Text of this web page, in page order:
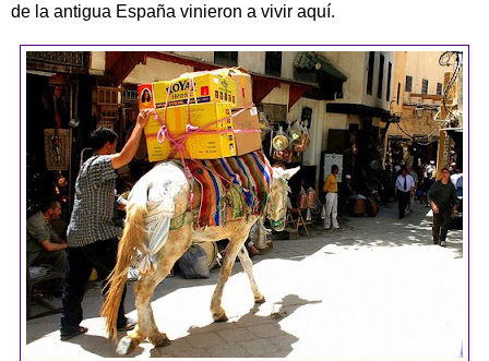
de la antigua España vinieron a vivir aquí.